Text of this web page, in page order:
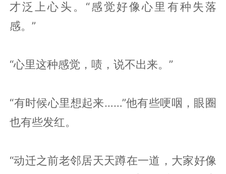
才泛上心头。“感觉好像心里有种失落
感。”
“心里这种感觉，啧，说不出来。”
“有时候心里想起来……”他有些哽咽，眼圈
也有些发红。
“动迁之前老邻居天天蹲在一道，大家好像